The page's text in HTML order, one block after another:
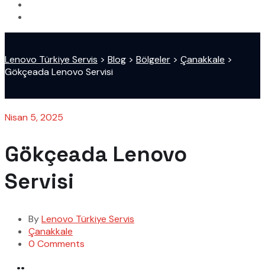
Lenovo Türkiye Servis > Blog > Bölgeler > Çanakkale >
Gökçeada Lenovo Servisi
Nisan 5, 2025
Gökçeada Lenovo
Servisi
ByLenovo Türkiye Servis
Çanakkale
0 Comments